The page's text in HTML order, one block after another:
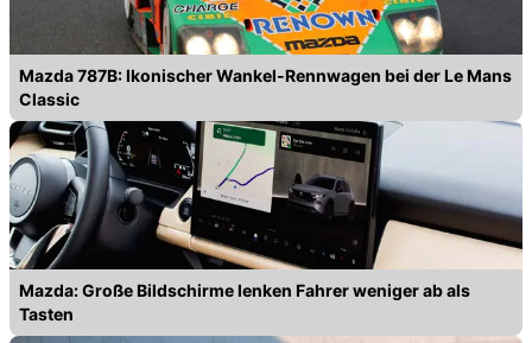
Mazda 787B: Ikonischer Wankel-Rennwagen bei der Le Mans
Classic
Mazda: Große Bildschirme lenken Fahrer weniger ab als
Tasten